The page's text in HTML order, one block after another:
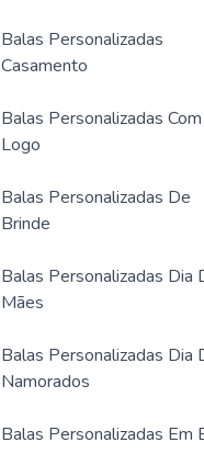
Balas Personalizadas
Casamento
Balas Personalizadas Com
Logo
Balas Personalizadas De
Brinde
Balas Personalizadas Dia
Mães
Balas Personalizadas Dia
Namorados
Balas Personalizadas Em